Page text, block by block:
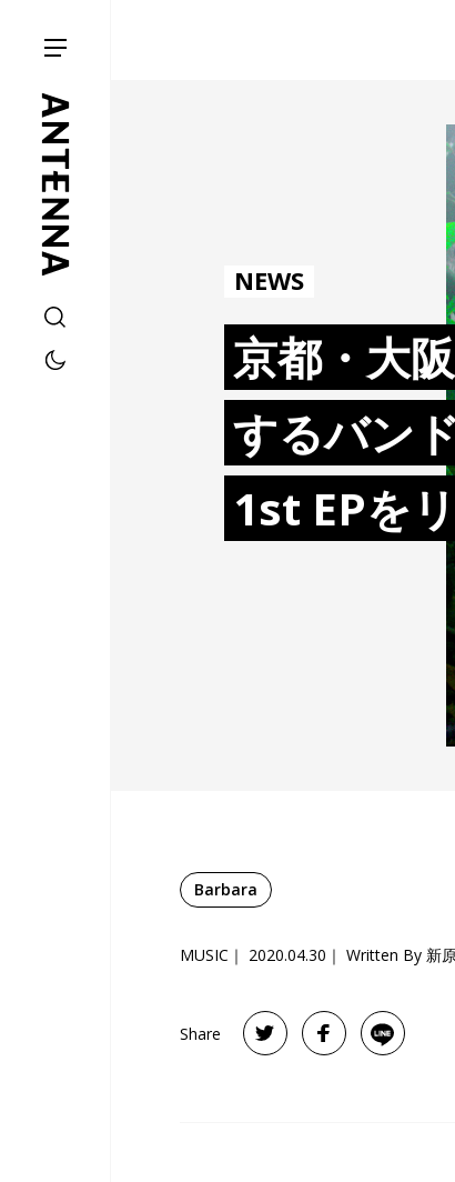
NEWS
京都・大
するバン
1st EPを
Barbara
MUSIC 2020.04.30 Written By 新
Share